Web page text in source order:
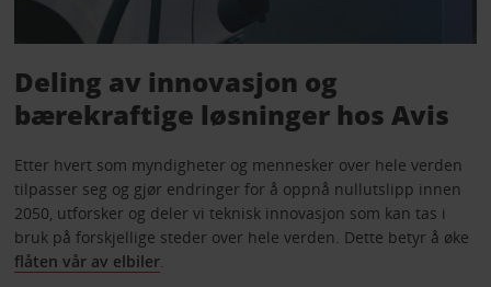
Deling av innovasjon og
bærekraftige løsninger hos Avis
Etter hvert som myndigheter og mennesker over hele verden
tilpasser seg og gjør endringer for å oppnå nullutslipp innen
2050, utforsker og deler vi teknisk innovasjon som kan tas i
bruk på forskjellige steder over hele verden. Dette betyr å øke
flåten vår av elbiler.